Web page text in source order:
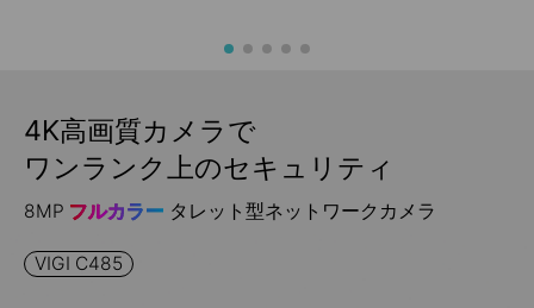
4K高画質カメラで
ワンランク上のセキュリティ
8MP フルカラー タレット型ネットワークカメラ
VIGI C485